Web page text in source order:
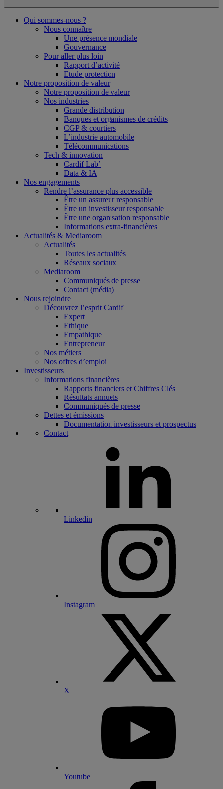
Qui sommes-nous ?
Nous connaître
Une présence mondiale
Gouvernance
Pour aller plus loin
Rapport d’activité
Etude protection
Notre proposition de valeur
Notre proposition de valeur
Nos industries
Grande distribution
Banques et organismes de crédits
CGP & courtiers
L’industrie automobile
Télécommunications
Tech & innovation
Cardif Lab’
Data & IA
Nos engagements
Rendre l’assurance plus accessible
Être un assureur responsable
Être un investisseur responsable
Être une organisation responsable
Informations extra-financières
Actualités & Mediaroom
Actualités
Toutes les actualités
Réseaux sociaux
Mediaroom
Communiqués de presse
Contact (média)
Nous rejoindre
Découvrez l’esprit Cardif
Expert
Ethique
Empathique
Entrepreneur
Nos métiers
Nos offres d’emploi
Investisseurs
Informations financières
Rapports financiers et Chiffres Clés
Résultats annuels
Communiqués de presse
Dettes et émissions
Documentation investisseurs et prospectus
Contact
Linkedin
Instagram
X
Youtube